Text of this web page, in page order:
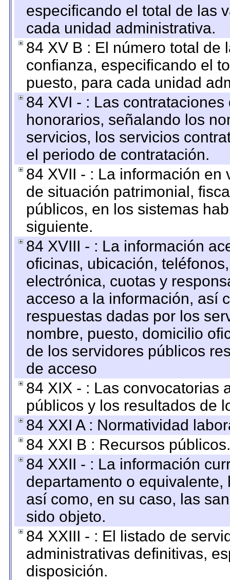
especificando el total de las
cada unidad administrativa.
84 XV B : El número total de
confianza, especificando el
puesto, para cada unidad
84 XVI - : Las
honorarios, señalando los
servicios, los servicios
el periodo de contratación.
84 XVII - : La información
de situación patrimonial,
públicos, en los sistemas
siguiente.
84 XVIII - : La información
oficinas, ubicación,
electrónica, cuotas y
acceso a la información, así
respuestas dadas por los
nombre, puesto, domicilio
de los servidores públicos
de acceso
84 XIX - : Las convocatorias
públicos y los resultados de
84 XXI A : Normatividad
84 XXI B : Recursos públicos.
84 XXII - : La información
departamento o
así como, en su caso, las
sido objeto.
84 XXIII - : El listado de
administrativas definitivas,
disposición.